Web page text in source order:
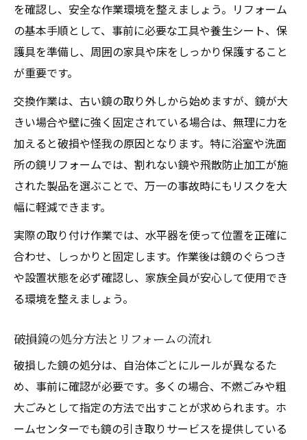
鏡を賢く選ぶリフォームのポイント集
鏡リフォームで失敗しない選び方の基本
用途別に最適な鏡を選ぶリフォーム術
ト
鏡リフォームでサイズ選びを間違えないコ
ツ
お手入れしやすい鏡を選ぶリフォーム方法
失敗しない鏡リフォームのベストな選択肢
業者依頼とDIYのメリット比較と選び方
鏡リフォームの見積もりポイントと注意点
失敗を防ぐための鏡交換タイミングの見極
鏡リフォーム後も快適に使うための維持法
を確認し、安全な作業環境を整えましょう。リフォーム
の基本手順として、事前に必要な工具や養生シート、保
護具を準備し、周囲の家具や床をしっかり保護すること
が重要です。
交換作業は、古い鏡の取り外しから始めますが、鏡が大
きい場合や壁に強く固定されている場合は、無理に力を
加えると破損や怪我の原因となります。特に浴室や洗面
所の鏡リフォームでは、割れない鏡や飛散防止加工が施
された製品を選ぶことで、万一の事故時にもリスクを大
幅に軽減できます。
実際の取り付け作業では、水平器を使って位置を正確に
合わせ、しっかりと固定します。作業後は鏡のぐらつき
や設置状態を必ず確認し、家族全員が安心して使用でき
る環境を整えましょう。
破損鏡の処分方法とリフォームの流れ
破損した鏡の処分は、自治体ごとにルールが異なるた
め、事前に確認が必要です。多くの場合、不燃ごみや粗
大ごみとして指定の方法で出すことが求められます。ホ
ームセンターでも鏡の引き取りサービスを提供している